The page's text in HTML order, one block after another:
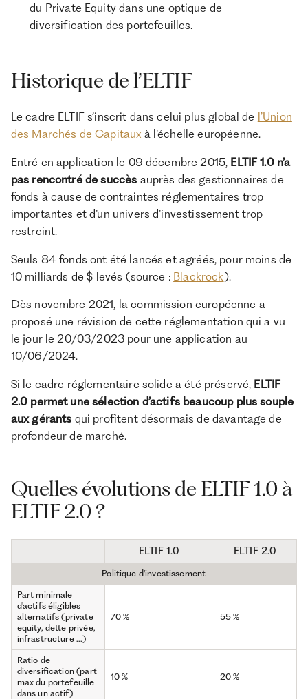
du Private Equity dans une optique de
diversification des portefeuilles.
Historique de l’ELTIF
Le cadre ELTIF s’inscrit dans celui plus global de l’Union
des Marchés de Capitaux à l’échelle européenne.
Entré en application le 09 décembre 2015, ELTIF 1.0 n’a
pas rencontré de succès auprès des gestionnaires de
fonds à cause de contraintes réglementaires trop
importantes et d’un univers d’investissement trop
restreint.
Seuls 84 fonds ont été lancés et agréés, pour moins de
10 milliards de $ levés (source : Blackrock).
Dès novembre 2021, la commission européenne a
proposé une révision de cette réglementation qui a vu
le jour le 20/03/2023 pour une application au
10/06/2024.
Si le cadre réglementaire solide a été préservé, ELTIF
2.0 permet une sélection d’actifs beaucoup plus souple
aux gérants qui profitent désormais de davantage de
profondeur de marché.
Quelles évolutions de ELTIF 1.0 à
ELTIF 2.0 ?
ELTIF 1.0 ELTIF 2.0
Politique d'investissement
Part minimale
d'actifs éligibles
alternatifs (private
equity, dette privée,
infrastructure ...)
70 % 55 %
Ratio de
diversification (part
max du portefeuille
dans un actif)
10 % 20 %